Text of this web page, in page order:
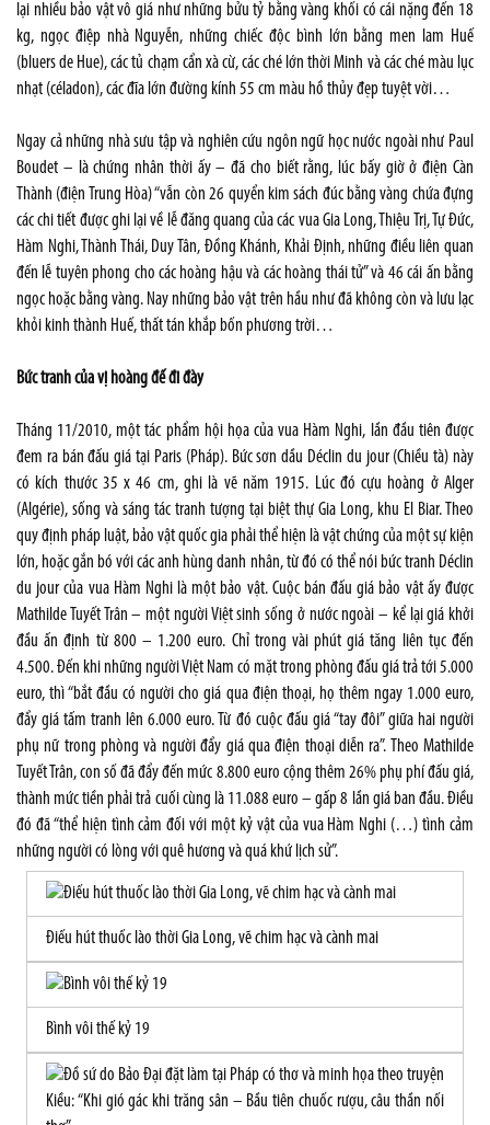
lại nhiều bảo vật vô giá như những bửu tỷ bằng vàng khối có cái nặng đến 18
kg, ngọc điệp nhà Nguyễn, những chiếc độc bình lớn bằng men lam Huế
(bluers de Hue), các tủ chạm cẩn xà cừ, các ché lớn thời Minh và các ché màu lục
nhạt (céladon), các đĩa lớn đường kính 55 cm màu hồ thủy đẹp tuyệt vời…
Ngay cả những nhà sưu tập và nghiên cứu ngôn ngữ học nước ngoài như Paul
Boudet – là chứng nhân thời ấy – đã cho biết rằng, lúc bấy giờ ở điện Càn
Thành (điện Trung Hòa) “vẫn còn 26 quyển kim sách đúc bằng vàng chứa đựng
các chi tiết được ghi lại về lễ đăng quang của các vua Gia Long, Thiệu Trị, Tự Đức,
Hàm Nghi, Thành Thái, Duy Tân, Đồng Khánh, Khải Định, những điều liên quan
đến lễ tuyên phong cho các hoàng hậu và các hoàng thái tử” và 46 cái ấn bằng
ngọc hoặc bằng vàng. Nay những bảo vật trên hầu như đã không còn và lưu lạc
khỏi kinh thành Huế, thất tán khắp bốn phương trời…
Bức tranh của vị hoàng đế đi đày
Tháng 11/2010, một tác phẩm hội họa của vua Hàm Nghi, lần đầu tiên được
đem ra bán đấu giá tại Paris (Pháp). Bức sơn dầu Déclin du jour (Chiều tà) này
có kích thước 35 x 46 cm, ghi là vẽ năm 1915. Lúc đó cựu hoàng ở Alger
(Algérie), sống và sáng tác tranh tượng tại biệt thự Gia Long, khu El Biar. Theo
quy định pháp luật, bảo vật quốc gia phải thể hiện là vật chứng của một sự kiện
lớn, hoặc gắn bó với các anh hùng danh nhân, từ đó có thể nói bức tranh Déclin
du jour của vua Hàm Nghi là một bảo vật. Cuộc bán đấu giá bảo vật ấy được
Mathilde Tuyết Trân – một người Việt sinh sống ở nước ngoài – kể lại giá khởi
đầu ấn định từ 800 – 1.200 euro. Chỉ trong vài phút giá tăng liên tục đến
4.500. Đến khi những người Việt Nam có mặt trong phòng đấu giá trả tới 5.000
euro, thì “bắt đầu có người cho giá qua điện thoại, họ thêm ngay 1.000 euro,
đẩy giá tấm tranh lên 6.000 euro. Từ đó cuộc đấu giá “tay đôi” giữa hai người
phụ nữ trong phòng và người đẩy giá qua điện thoại diễn ra”. Theo Mathilde
Tuyết Trân, con số đã đẩy đến mức 8.800 euro cộng thêm 26% phụ phí đấu giá,
thành mức tiền phải trả cuối cùng là 11.088 euro – gấp 8 lần giá ban đầu. Điều
đó đã “thể hiện tình cảm đối với một kỷ vật của vua Hàm Nghi (…) tình cảm
những người có lòng với quê hương và quá khứ lịch sử”.
Điếu hút thuốc lào thời Gia Long, vẽ chim hạc và cành mai
Bình vôi thế kỷ 19